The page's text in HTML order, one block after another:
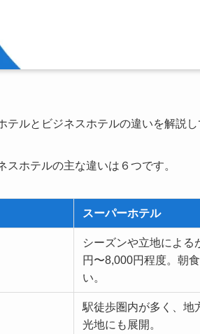
テルとビジネスホテルの違いを解説し
スホテルの主な違いは６つです。
スーパーホテル
シーズンや立地による
円〜8,000円程度。朝
い。
駅徒歩圏内が多く、地
光地にも展開。